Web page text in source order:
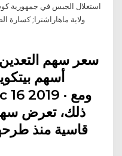
استغلال الجبس في جمهورية
ولاية ماهاراشترا; كسارة
سعر سهم
أسهم
ذلك، تعرض